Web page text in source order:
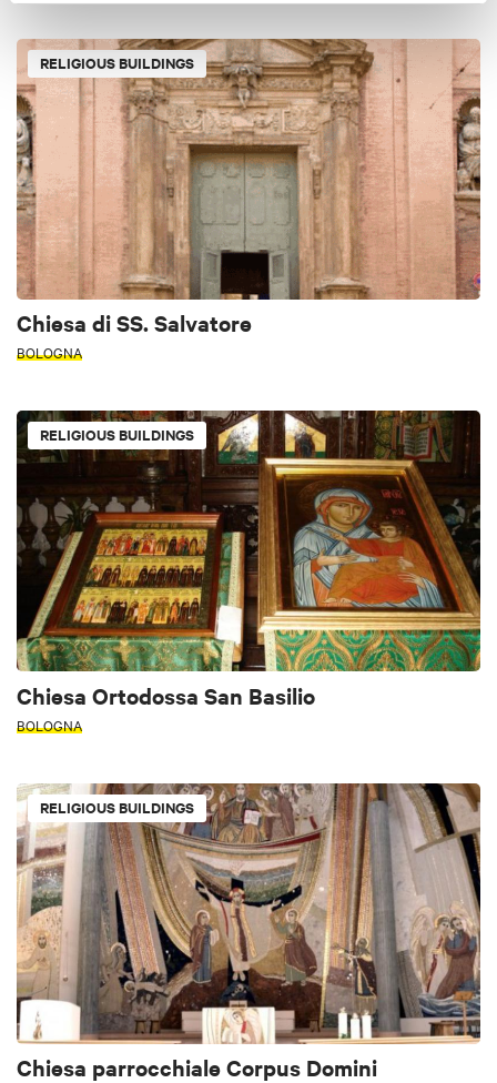
RELIGIOUS BUILDINGS
Chiesa di SS. Salvatore
BOLOGNA
RELIGIOUS BUILDINGS
Chiesa Ortodossa San Basilio
BOLOGNA
RELIGIOUS BUILDINGS
Chiesa parrocchiale Corpus Domini